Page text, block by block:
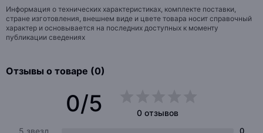
Информация о технических характеристиках, комплекте поставки,
стране изготовления, внешнем виде и цвете товара носит справочный
характер и основывается на последних доступных к моменту
публикации сведениях
Отзывы о товаре (0)
0/5
0 отзывов
5 звезд
0